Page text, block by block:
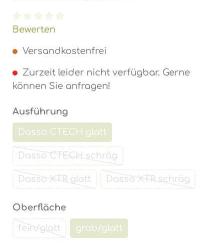
Durchschnittliche Bewertung von 0 von 5
Bewerten
Versandkostenfrei
Zurzeit leider nicht verfügbar. Gerne
können Sie anfragen!
Ausführung
Dasso CTECH glatt(Diese Option ist zurzeit nicht
Dasso CTECH schräg
(Diese Option ist zurzeit nicht
Dasso XTR glatt(Diese Option ist zurzeit nicht verfügbar.)
Dasso XTR schräg
(Diese Option ist
Oberflächeauswählen
fein/glatt(Diese Option ist zurzeit nicht verfügbar.)
grob/glatt(Diese Option ist zurzeit nicht